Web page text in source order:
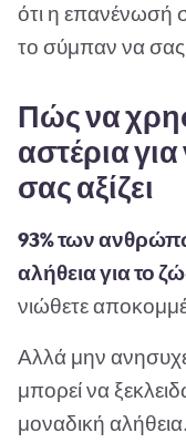
ότι η επανένωσή
το σύμπαν να
Πώς να
αστέρια
σας αξίζει
93% των
αλήθεια για το
νιώθετε
Αλλά μην
μπορεί να
μοναδική